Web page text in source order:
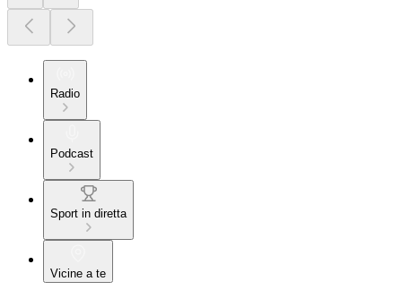
Radio
Podcast
Sport in diretta
Vicine a te